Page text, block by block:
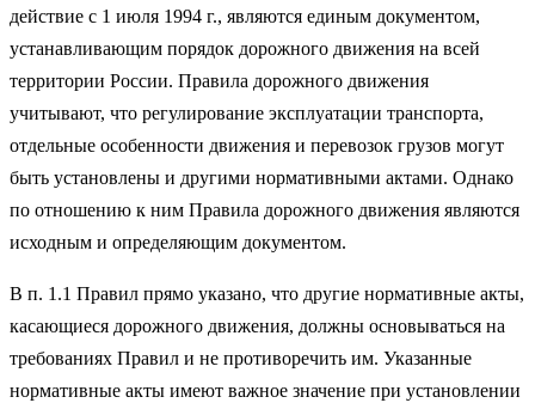
действие с 1 июля 1994 г., являются единым документом,
устанавливающим порядок дорожного движения на всей
территории России. Правила дорожного движения
учитывают, что регулирование эксплуатации транспорта,
отдельные особенности движения и перевозок грузов могут
быть установлены и другими нормативными актами. Однако
по отношению к ним Правила дорожного движения являются
исходным и определяющим документом.
В п. 1.1 Правил прямо указано, что другие нормативные акты,
касающиеся дорожного движения, должны основываться на
требованиях Правил и не противоречить им. Указанные
нормативные акты имеют важное значение при установлении